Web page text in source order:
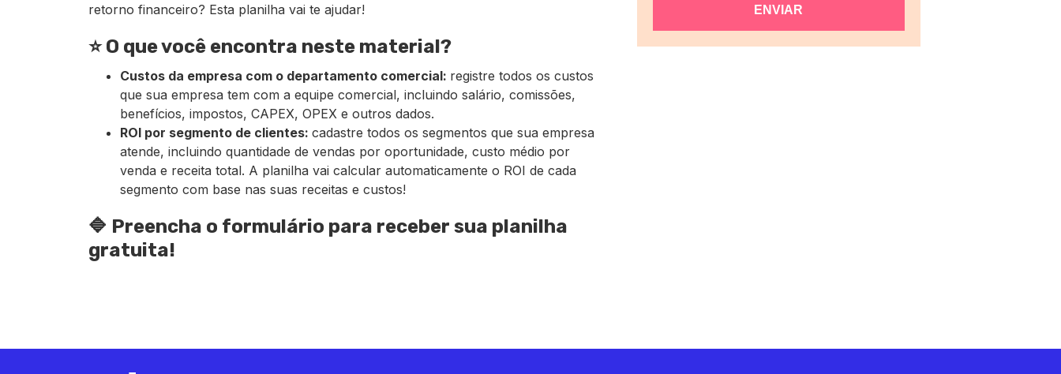
retorno financeiro? Esta planilha vai te ajudar!
⭐ O que você encontra neste material?
Custos da empresa com o departamento comercial: registre todos os custos
que sua empresa tem com a equipe comercial, incluindo salário, comissões,
benefícios, impostos, CAPEX, OPEX e outros dados.
ROI por segmento de clientes: cadastre todos os segmentos que sua empresa
atende, incluindo quantidade de vendas por oportunidade, custo médio por
venda e receita total. A planilha vai calcular automaticamente o ROI de cada
segmento com base nas suas receitas e custos!
🔷 Preencha o formulário para receber sua planilha
gratuita!
ENVIAR